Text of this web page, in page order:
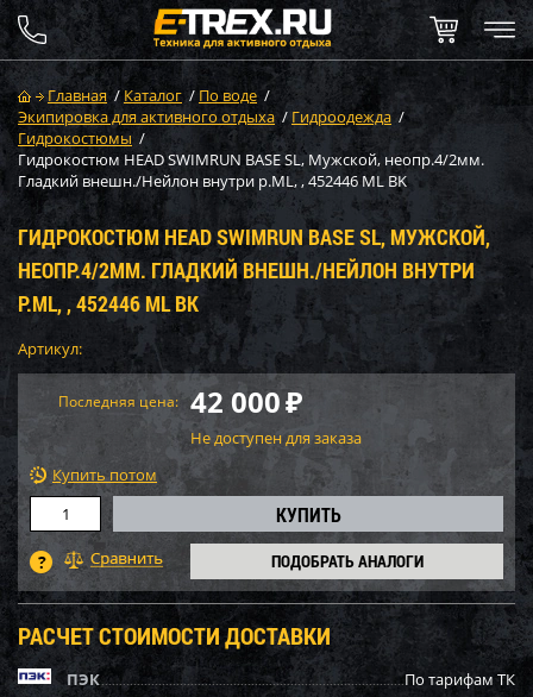
Главная / Каталог / По воде /
Экипировка для активного отдыха / Гидроодежда /
Гидрокостюмы /
Гидрокостюм HEAD SWIMRUN BASE SL, Мужской, неопр.4/2мм.
Гладкий внешн./Нейлон внутри р.ML, , 452446 ML BK
ГИДРОКОСТЮМ HEAD SWIMRUN BASE SL, МУЖСКОЙ,
НЕОПР.4/2ММ. ГЛАДКИЙ ВНЕШН./НЕЙЛОН ВНУТРИ
Р.ML, , 452446 ML BK
Артикул:
Последняя цена: 42 000₽
Не доступен для заказа
Купить потом
ПОДОБРАТЬ АНАЛОГИ
РАСЧЕТ СТОИМОСТИ ДОСТАВКИ
ПЭК
По тарифам ТК